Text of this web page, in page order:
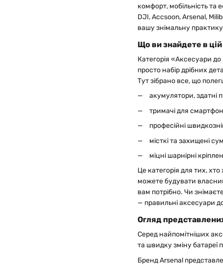
комфорт, мобільність та
DJI, Accsoon, Arsenal,
вашу знімальну практику
Що ви знайдете в цій
Категорія «Аксесуари
просто набір дрібних
Тут зібрано все, що
акумулятори, здатні
тримачі для
професійні
місткі та захищені
міцні шарнірні
Це категорія для тих,
можете будувати
вам потрібно. Чи
— правильні аксесуари
Огляд
Серед найпомітніших
та швидку зміну батареї
Бренд Arsenal